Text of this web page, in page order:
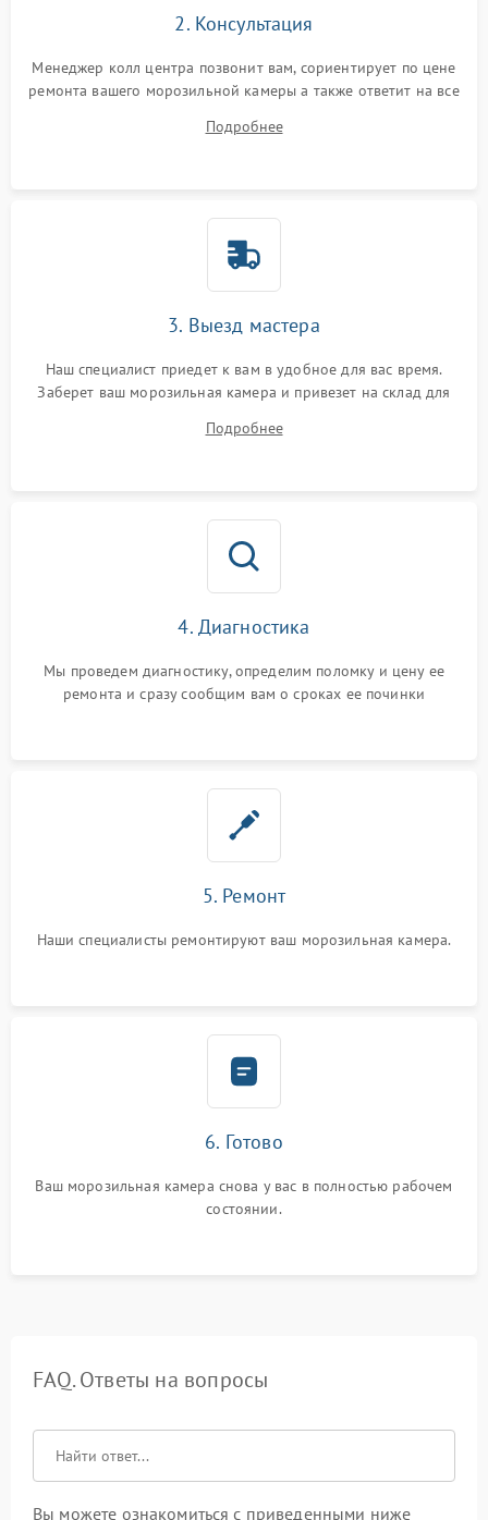
2. Консультация
Менеджер колл центра позвонит вам, сориентирует по цене
ремонта вашего морозильной камеры а также ответит на все
Подробнее
3. Выезд мастера
Наш специалист приедет к вам в удобное для вас время.
Заберет ваш морозильная камера и привезет на склад для
Подробнее
4. Диагностика
Мы проведем диагностику, определим поломку и цену ее
ремонта и сразу сообщим вам о сроках ее починки
5. Ремонт
Наши специалисты ремонтируют ваш морозильная камера.
6. Готово
Ваш морозильная камера снова у вас в полностью рабочем
состоянии.
FAQ. Ответы на вопросы
Вы можете ознакомиться с приведенными ниже